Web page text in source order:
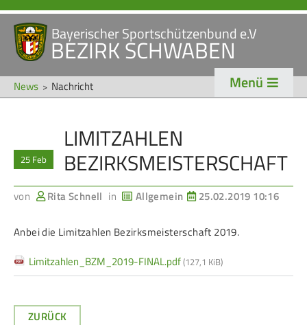
Bayerischer Sportschützenbund e.V
BEZIRK SCHWABEN
News Nachricht Menü
25 Feb
LIMITZAHLEN
BEZIRKSMEISTERSCHAFT
von Rita Schnell in Allgemein 25.02.2019 10:16
Anbei die Limitzahlen Bezirksmeisterschaft 2019.
Limitzahlen_BZM_2019-FINAL.pdf(127,1 KiB)
ZURÜCK
Navigation
überspringen
STARTSEITE
VERANSTALTUNGEN
NEWS
Veranstaltungen
Bezirk Schwaben
Gaue & Mitglieder
Referenten
Service
TRADITION
Schützentradition
Bezirksschützen­tag
Oktoberfest
Schützen­­museum